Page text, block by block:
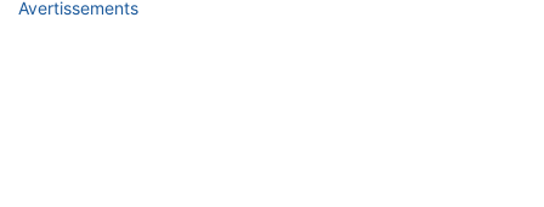
Avertissements